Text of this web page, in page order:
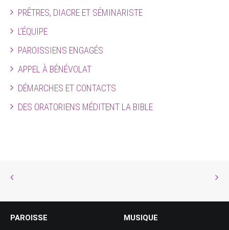
PRÊTRES, DIACRE ET SÉMINARISTE
L’ÉQUIPE
PAROISSIENS ENGAGÉS
APPEL À BÉNÉVOLAT
DÉMARCHES ET CONTACTS
DES ORATORIENS MÉDITENT LA BIBLE
PAROISSE MUSIQUE